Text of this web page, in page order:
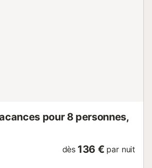
pour 8 personnes,
dès 136 € par nuit